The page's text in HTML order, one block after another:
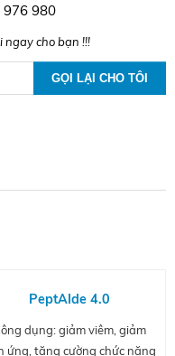
980
ngay cho bạn !!!
PeptAIde 4.0
dụng: giảm viêm, giảm
ứng, tăng cường chức năng